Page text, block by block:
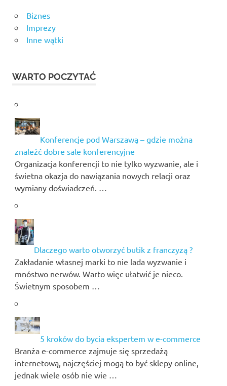
Biznes
Imprezy
Inne wątki
WARTO POCZYTAĆ
Konferencje pod Warszawą – gdzie można
znaleźć dobre sale konferencyjne
Organizacja konferencji to nie tylko wyzwanie, ale i
świetna okazja do nawiązania nowych relacji oraz
wymiany doświadczeń. …
Dlaczego warto otworzyć butik z franczyzą ?
Zakładanie własnej marki to nie lada wyzwanie i
mnóstwo nerwów. Warto więc ułatwić je nieco.
Świetnym sposobem …
5 kroków do bycia ekspertem w e-commerce
Branża e-commerce zajmuje się sprzedażą
internetową, najczęściej mogą to być sklepy online,
jednak wiele osób nie wie …